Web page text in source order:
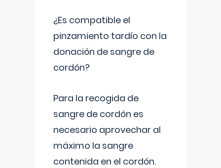
¿Es compatible el
pinzamiento tardío con la
donación de sangre de
cordón?
Para la recogida de
sangre de cordón es
necesario aprovechar al
máximo la sangre
contenida en el cordón.